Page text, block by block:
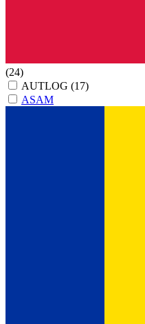
(24)
AUTLOG (17)
ASAM